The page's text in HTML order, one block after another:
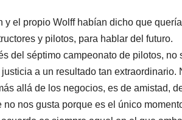
y el propio Wolff habían dicho que
y pilotos, para hablar del futuro.
del séptimo campeonato de pilotos,
a un resultado tan
allá de los negocios, es de amistad,
no nos gusta porque es el único